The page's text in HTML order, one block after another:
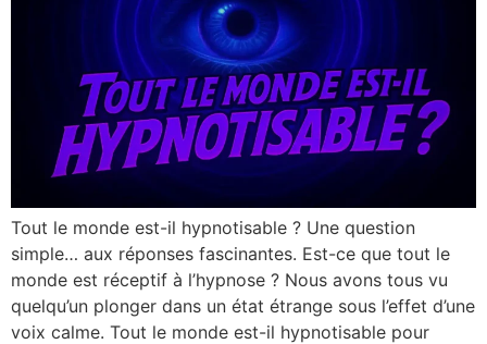
Tout le monde est-il hypnotisable ? Une question
simple… aux réponses fascinantes. Est-ce que tout le
monde est réceptif à l’hypnose ? Nous avons tous vu
quelqu’un plonger dans un état étrange sous l’effet d’une
voix calme. Tout le monde est-il hypnotisable pour